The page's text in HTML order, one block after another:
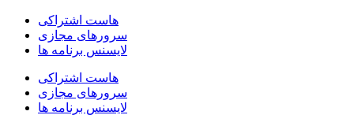
هاست اشتراکی
سرورهای مجازی
لایسنس برنامه ها
هاست اشتراکی
سرورهای مجازی
لایسنس برنامه ها